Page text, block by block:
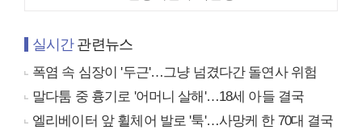
실시간관련뉴스
폭염 속 심장이 '두근'…그냥 넘겼다간 돌연사 위험
말다툼 중 흉기로 '어머니 살해'…18세 아들 결국
엘리베이터 앞 휠체어 발로 '툭'…사망케 한 70대 결국